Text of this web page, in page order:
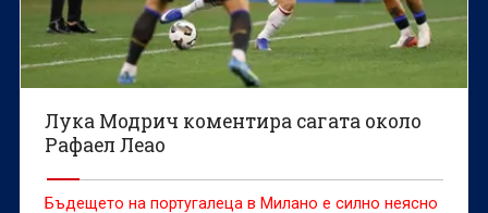
Лука Модрич коментира сагата около
Рафаел Леао
Бъдещето на португалеца в Милано е силно неясно